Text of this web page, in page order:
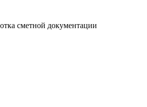
сметной документации